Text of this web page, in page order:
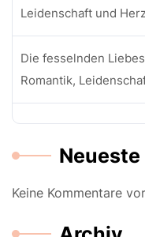
Leidenschaft und
Die fesselnden
Romantik,
Keine Kommentare